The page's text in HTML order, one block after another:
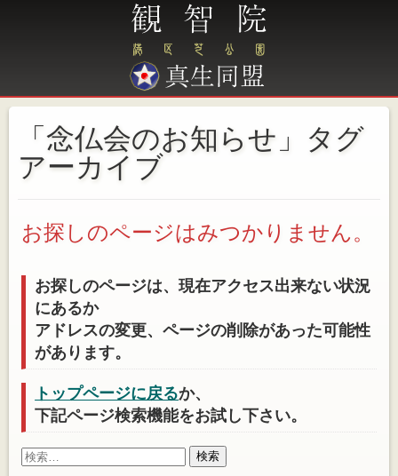
「念仏会のお知らせ」タグ
アーカイブ
お探しのページはみつかりません。
お探しのページは、現在アクセス出来ない状況
にあるか
アドレスの変更、ページの削除があった可能性
があります。
トップページに戻るか、
下記ページ検索機能をお試し下さい。
検